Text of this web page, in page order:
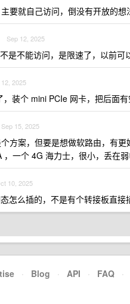
主要就自己访问，倒没有开放的想
Sep 12, 2025
是不能访问，是限速了，以前
12, 2025
装个 mini PCIe 网卡，把后面
Sep 15, 2025
方案，但要是想做软路由，有
，一个 4G 海力士，很小，丢在弱
10, 2025
怎么插的，不是有个转接板直接
· Blog · API · FAQ ·